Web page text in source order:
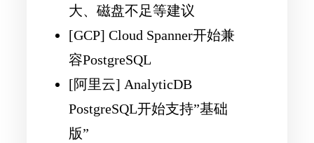
大、磁盘不足等建议
[GCP] Cloud Spanner开始兼
容PostgreSQL
[阿里云] AnalyticDB
PostgreSQL开始支持”基础
版”